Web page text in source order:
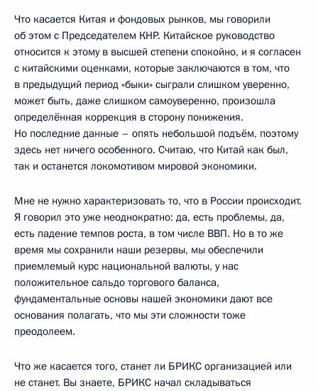
Что касается Китая и фондовых рынков, мы говорили
об этом с Председателем КНР. Китайское руководство
относится к этому в высшей степени спокойно, и я согласен
с китайскими оценками, которые заключаются в том, что
в предыдущий период «быки» сыграли слишком уверенно,
может быть, даже слишком самоуверенно, произошла
определённая коррекция в сторону понижения.
Но последние данные – опять небольшой подъём, поэтому
здесь нет ничего особенного. Считаю, что Китай как был,
так и останется локомотивом мировой экономики.
Мне не нужно характеризовать то, что в России происходит.
Я говорил это уже неоднократно: да, есть проблемы, да,
есть падение темпов роста, в том числе ВВП. Но в то же
время мы сохранили наши резервы, мы обеспечили
приемлемый курс национальной валюты, у нас
положительное сальдо торгового баланса,
фундаментальные основы нашей экономики дают все
основания полагать, что мы эти сложности тоже
преодолеем.
Что же касается того, станет ли БРИКС организацией или
не станет. Вы знаете, БРИКС начал складываться